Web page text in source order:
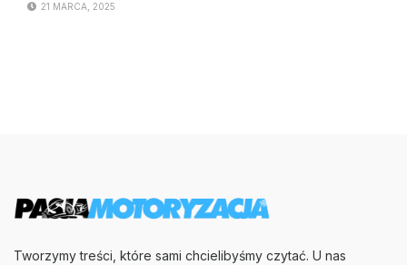
21 MARCA, 2025
Tworzymy treści, które sami chcielibyśmy czytać. U nas